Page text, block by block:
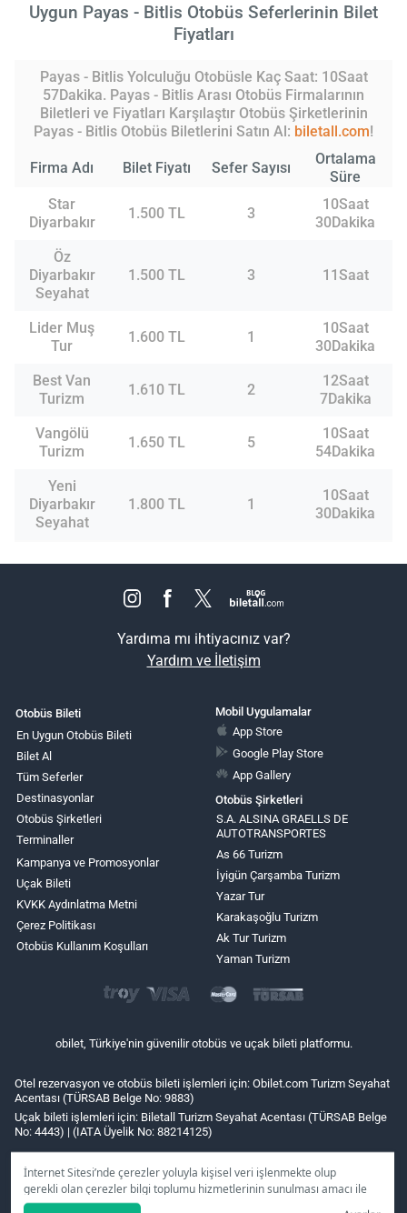
İnternet Sitesi’nde çerezler yoluyla kişisel veri işlenmekte olup
gerekli olan çerezler bilgi toplumu hizmetlerinin sunulması amacı ile
kullanılmaktadır. Tercihleriniz doğrultusunda size özel
Uygun Payas - Bitlis Otobüs Seferlerinin Bilet
Fiyatları
Payas - Bitlis Yolculuğu Otobüsle Kaç Saat: 10Saat
57Dakika. Payas - Bitlis Arası Otobüs Firmalarının
Biletleri ve Fiyatları Karşılaştır Otobüs Şirketlerinin
Payas - Bitlis Otobüs Biletlerini Satın Al: biletall.com!
Firma Adı Bilet Fiyatı Sefer Sayısı
Ortalama
Süre
Star
Diyarbakır
1.500 TL 3
10Saat
30Dakika
Öz
Diyarbakır
Seyahat
1.500 TL 3 11Saat
Lider Muş
Tur
1.600 TL 1
10Saat
30Dakika
Best Van
Turizm
1.610 TL 2
12Saat
7Dakika
Vangölü
Turizm
1.650 TL 5
10Saat
54Dakika
Yeni
Diyarbakır
Seyahat
1.800 TL 1
10Saat
30Dakika
Yardıma mı ihtiyacınız var?
Yardım ve İletişim
Otobüs Bileti
En Uygun Otobüs Bileti
Bilet Al
Tüm Seferler
Destinasyonlar
Otobüs Şirketleri
Terminaller
Kampanya ve Promosyonlar
Uçak Bileti
KVKK Aydınlatma Metni
Çerez Politikası
Otobüs Kullanım Koşulları
Mobil Uygulamalar
App Store
Google Play Store
App Gallery
Otobüs Şirketleri
S.A. ALSINA GRAELLS DE
AUTOTRANSPORTES
As 66 Turizm
İyigün Çarşamba Turizm
Yazar Tur
Karakaşoğlu Turizm
Ak Tur Turizm
Yaman Turizm
obilet, Türkiye'nin güvenilir otobüs ve uçak bileti platformu.
Otel rezervasyon ve otobüs bileti işlemleri için: Obilet.com Turizm Seyahat
Acentası (TÜRSAB Belge No: 9883)
Uçak bileti işlemleri için: Biletall Turizm Seyahat Acentası (TÜRSAB Belge
No: 4443) | (IATA Üyelik No: 88214125)